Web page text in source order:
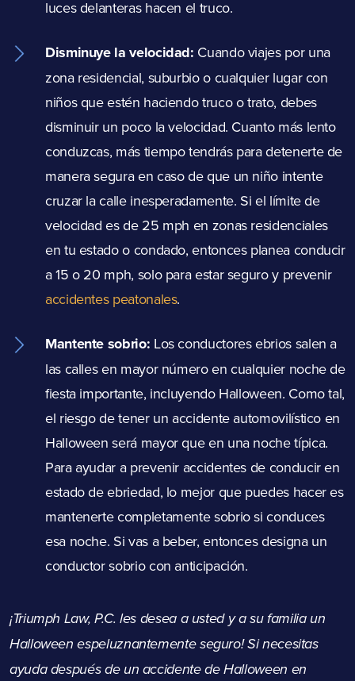
luces delanteras hacen el truco.
Disminuye la velocidad: Cuando viajes por una
zona residencial, suburbio o cualquier lugar con
niños que estén haciendo truco o trato, debes
disminuir un poco la velocidad. Cuanto más lento
conduzcas, más tiempo tendrás para detenerte de
manera segura en caso de que un niño intente
cruzar la calle inesperadamente. Si el límite de
velocidad es de 25 mph en zonas residenciales
en tu estado o condado, entonces planea conducir
a 15 o 20 mph, solo para estar seguro y prevenir
accidentes peatonales.
Mantente sobrio: Los conductores ebrios salen a
las calles en mayor número en cualquier noche de
fiesta importante, incluyendo Halloween. Como tal,
el riesgo de tener un accidente automovilístico en
Halloween será mayor que en una noche típica.
Para ayudar a prevenir accidentes de conducir en
estado de ebriedad, lo mejor que puedes hacer es
mantenerte completamente sobrio si conduces
esa noche. Si vas a beber, entonces designa un
conductor sobrio con anticipación.
¡Triumph Law, P.C. les desea a usted y a su familia un
Halloween espeluznantemente seguro! Si necesitas
ayuda después de un accidente de Halloween en